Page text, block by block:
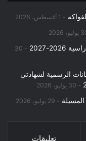
1 أغسطس، 2026
2026
2027
30
الرسمية لشهادتي
30 يوليو، 2026
29 يوليو، 2026
تعليقات